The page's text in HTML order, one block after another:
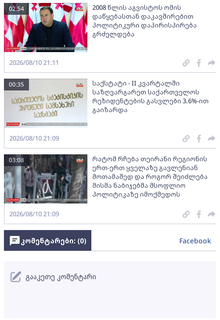
2008 წლის აგვისტოს ომის
დაწყებასთან დაკავშირებით
პოლიტიკური დაპირისპირება
გრძელდება
02:54
2026/08/10 21:11
საქსტატი - II კვარტალში
საზღვარგარეთ საქართველოს
რეზიდენტების გასვლები 3.6%-ით
გაიზარდა
00:35
2026/08/10 21:09
რატომ რჩება თეირანი რეგიონის
ერთ-ერთ ყველაზე გავლენიან
მოთამაშედ და როგორ შეიძლება
მისმა ნაბიჯებმა მსოფლიო
პოლიტიკაზე იმოქმედოს
03:08
2026/08/10 21:09
კომენტარები: (0) Facebook
გააკეთე კომენტარი